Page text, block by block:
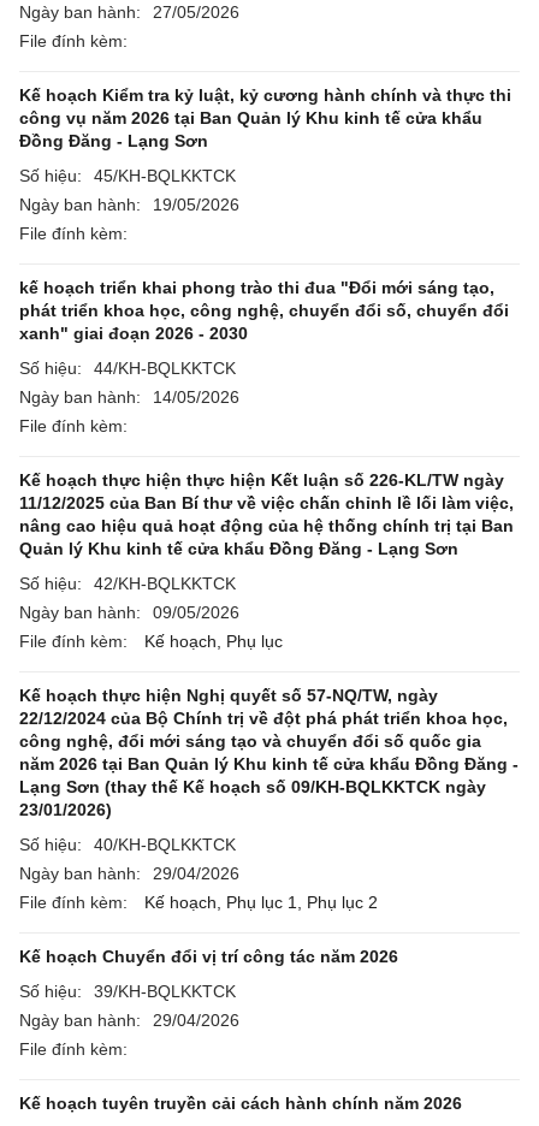
Ngày ban hành:
27/05/2026
File đính kèm:
Kế hoạch Kiểm tra kỷ luật, kỷ cương hành chính và thực thi
công vụ năm 2026 tại Ban Quản lý Khu kinh tế cửa khẩu
Đồng Đăng - Lạng Sơn
Số hiệu:
45/KH-BQLKKTCK
Ngày ban hành:
19/05/2026
File đính kèm:
kế hoạch triển khai phong trào thi đua "Đổi mới sáng tạo,
phát triển khoa học, công nghệ, chuyển đổi số, chuyển đổi
xanh" giai đoạn 2026 - 2030
Số hiệu:
44/KH-BQLKKTCK
Ngày ban hành:
14/05/2026
File đính kèm:
Kế hoạch thực hiện thực hiện Kết luận số 226-KL/TW ngày
11/12/2025 của Ban Bí thư về việc chấn chỉnh lề lối làm việc,
nâng cao hiệu quả hoạt động của hệ thống chính trị tại Ban
Quản lý Khu kinh tế cửa khẩu Đồng Đăng - Lạng Sơn
Số hiệu:
42/KH-BQLKKTCK
Ngày ban hành:
09/05/2026
File đính kèm:
Kế hoạch, Phụ lục
Kế hoạch thực hiện Nghị quyết số 57-NQ/TW, ngày
22/12/2024 của Bộ Chính trị về đột phá phát triển khoa học,
công nghệ, đổi mới sáng tạo và chuyển đổi số quốc gia
năm 2026 tại Ban Quản lý Khu kinh tế cửa khẩu Đồng Đăng -
Lạng Sơn (thay thế Kế hoạch số 09/KH-BQLKKTCK ngày
23/01/2026)
Số hiệu:
40/KH-BQLKKTCK
Ngày ban hành:
29/04/2026
File đính kèm:
Kế hoạch, Phụ lục 1, Phụ lục 2
Kế hoạch Chuyển đổi vị trí công tác năm 2026
Số hiệu:
39/KH-BQLKKTCK
Ngày ban hành:
29/04/2026
File đính kèm:
Kế hoạch tuyên truyền cải cách hành chính năm 2026